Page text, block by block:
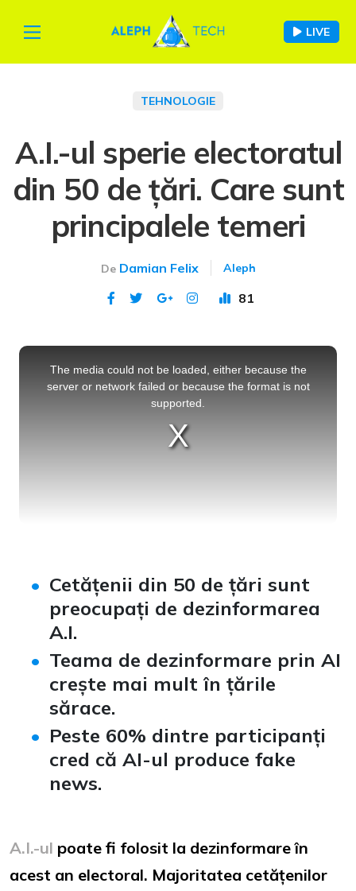
LIVE
TEHNOLOGIE
A.I.-ul sperie electoratul
din 50 de țări. Care sunt
principalele temeri
De Damian Felix Aleph
81
This
The media could not be loaded, either because the
server or network failed or because the format is not
supported.
Cetățenii din 50 de țări sunt
preocupați de dezinformarea
A.I.
Teama de dezinformare prin AI
crește mai mult în țările
sărace.
Peste 60% dintre participanți
cred că AI-ul produce fake
news.
A.I.-ul poate fi folosit la dezinformare în
acest an electoral. Majoritatea cetățenilor